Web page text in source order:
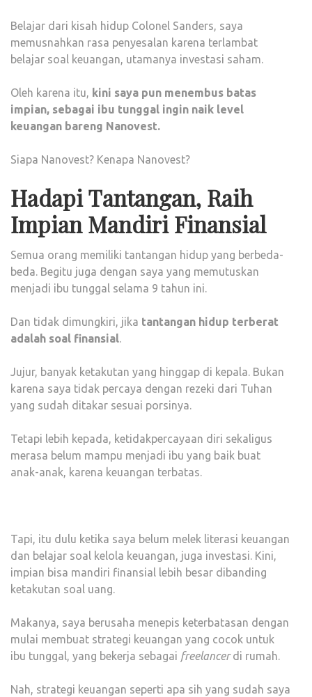
Belajar dari kisah hidup Colonel Sanders, saya
memusnahkan rasa penyesalan karena terlambat
belajar soal keuangan, utamanya investasi saham.
Oleh karena itu, kini saya pun menembus batas
impian, sebagai ibu tunggal ingin naik level
keuangan bareng Nanovest.
Siapa Nanovest? Kenapa Nanovest?
Hadapi Tantangan, Raih
Impian Mandiri Finansial
Semua orang memiliki tantangan hidup yang berbeda-
beda. Begitu juga dengan saya yang memutuskan
menjadi ibu tunggal selama 9 tahun ini.
Dan tidak dimungkiri, jika tantangan hidup terberat
adalah soal finansial.
Jujur, banyak ketakutan yang hinggap di kepala. Bukan
karena saya tidak percaya dengan rezeki dari Tuhan
yang sudah ditakar sesuai porsinya.
Tetapi lebih kepada, ketidakpercayaan diri sekaligus
merasa belum mampu menjadi ibu yang baik buat
anak-anak, karena keuangan terbatas.
Tapi, itu dulu ketika saya belum melek literasi keuangan
dan belajar soal kelola keuangan, juga investasi. Kini,
impian bisa mandiri finansial lebih besar dibanding
ketakutan soal uang.
Makanya, saya berusaha menepis keterbatasan dengan
mulai membuat strategi keuangan yang cocok untuk
ibu tunggal, yang bekerja sebagai freelancerdi rumah.
Nah, strategi keuangan seperti apa sih yang sudah saya